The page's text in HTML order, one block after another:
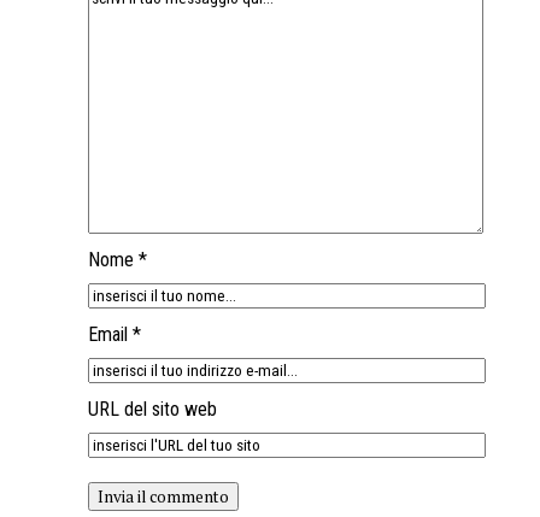
Nome *
Email *
URL del sito web